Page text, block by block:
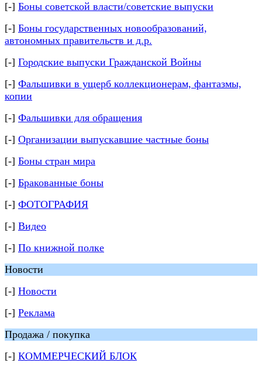
[-] Боны советской власти/советские выпуски
[-] Боны государственных новообразований,
автономных правительств и д.р.
[-] Городские выпуски Гражданской Войны
[-] Фальшивки в ущерб коллекционерам, фантазмы,
копии
[-] Фальшивки для обращения
[-] Организации выпускавшие частные боны
[-] Боны стран мира
[-] Бракованные боны
[-] ФОТОГРАФИЯ
[-] Видео
[-] По книжной полке
Новости
[-] Новости
[-] Реклама
Продажа / покупка
[-] КОММЕРЧЕСКИЙ БЛОК